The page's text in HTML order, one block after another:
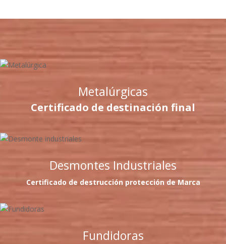
Metalúrgicas
Certificado de destinación final
Desmontes Industriales
Certificado de destrucción protección de Marca
Fundidoras